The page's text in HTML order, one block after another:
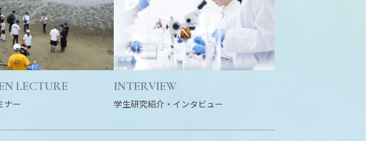
LECTURE
ナー
INTERVIEW
学生研究紹介・ インタビュー